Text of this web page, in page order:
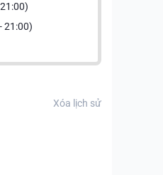
21:00)
Xóa lịch sử